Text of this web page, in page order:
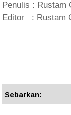
Penulis : Rustam
Editor : Rustam
Sebarkan: